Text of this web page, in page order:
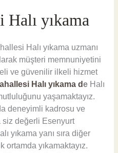
yıkama
Halı yıkama uzmanı
müşteri memnuniyetini
ve güvenilir ilkeli hizmet
Halı yıkama de Halı
yaşamaktayız.
deneyimli kadrosu ve
siz değerli Esenyurt
yıkama yanı sıra diğer
yıkamaktayız.